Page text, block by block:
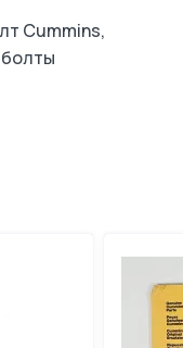
Cummins,